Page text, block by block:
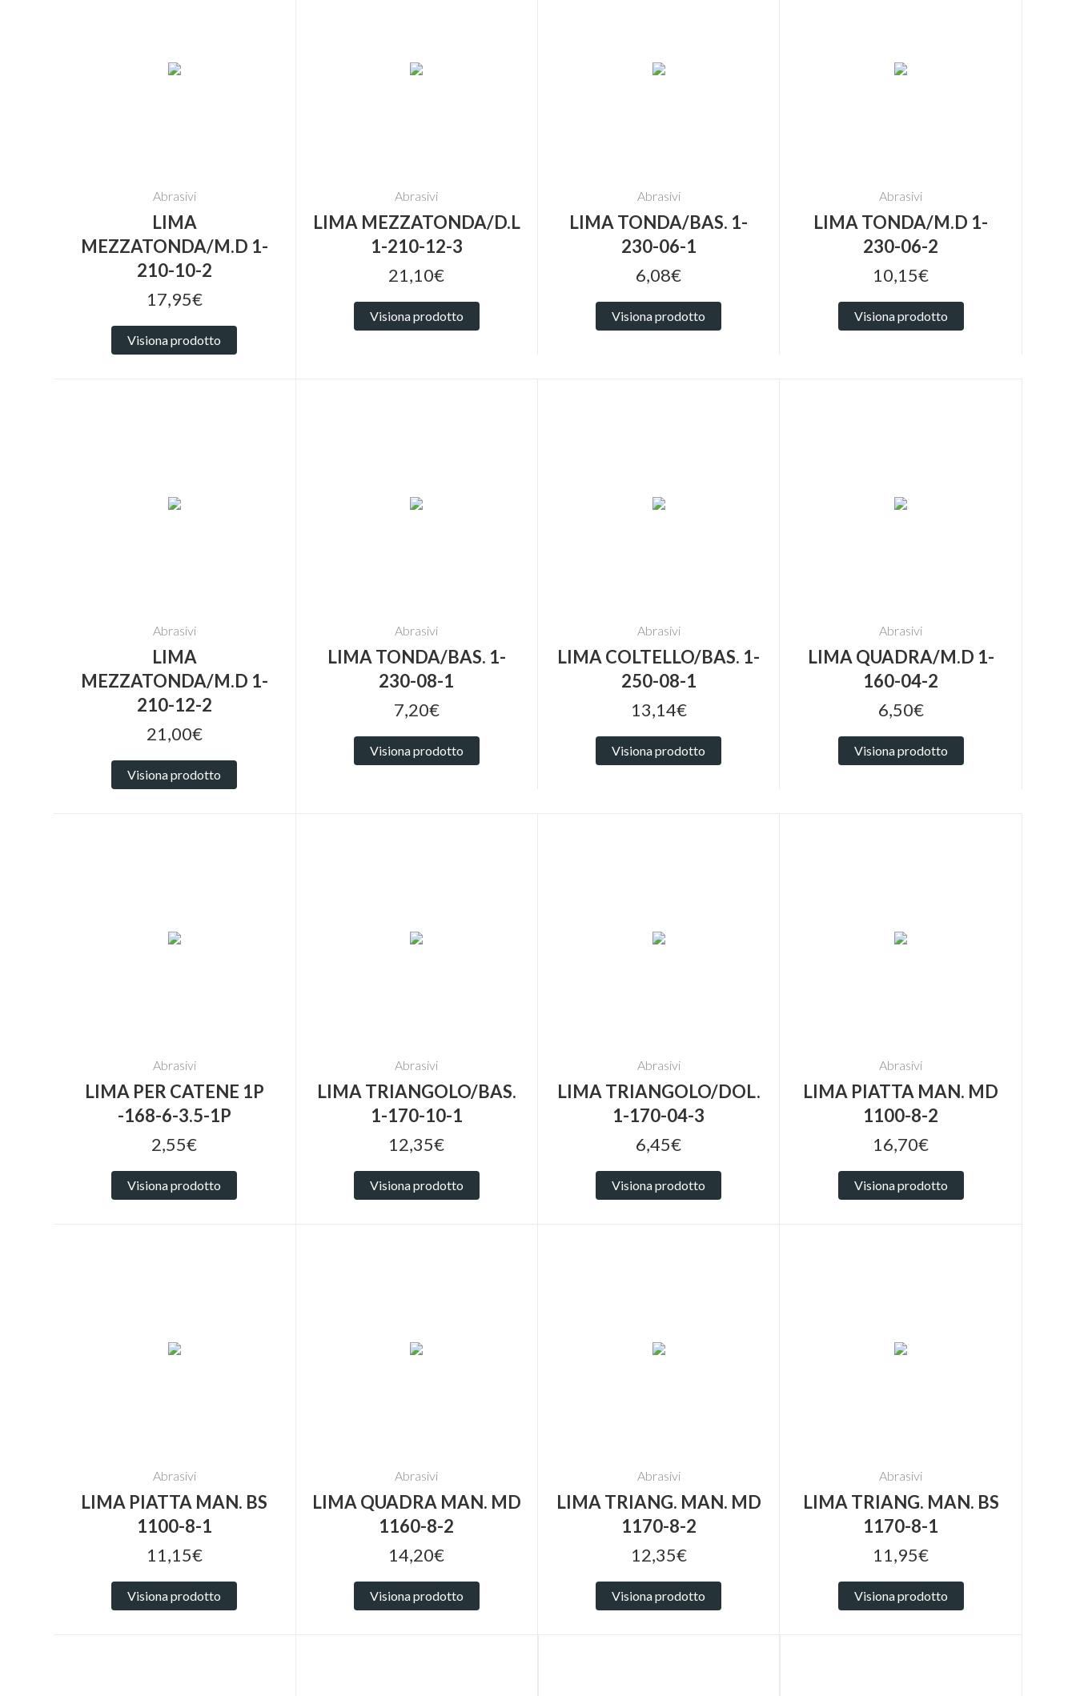
Abrasivi
LIMA
MEZZATONDA/M.D 1-
210-10-2
17,95€
Visiona prodotto
Abrasivi
LIMA MEZZATONDA/D.L
1-210-12-3
21,10€
Visiona prodotto
Abrasivi
LIMA TONDA/BAS. 1-
230-06-1
6,08€
Visiona prodotto
Abrasivi
LIMA TONDA/M.D 1-
230-06-2
10,15€
Visiona prodotto
Abrasivi
LIMA
MEZZATONDA/M.D 1-
210-12-2
21,00€
Visiona prodotto
Abrasivi
LIMA TONDA/BAS. 1-
230-08-1
7,20€
Visiona prodotto
Abrasivi
LIMA COLTELLO/BAS. 1-
250-08-1
13,14€
Visiona prodotto
Abrasivi
LIMA QUADRA/M.D 1-
160-04-2
6,50€
Visiona prodotto
Abrasivi
LIMA PER CATENE 1P
-168-6-3.5-1P
2,55€
Visiona prodotto
Abrasivi
LIMA TRIANGOLO/BAS.
1-170-10-1
12,35€
Visiona prodotto
Abrasivi
LIMA TRIANGOLO/DOL.
1-170-04-3
6,45€
Visiona prodotto
Abrasivi
LIMA PIATTA MAN. MD
1100-8-2
16,70€
Visiona prodotto
Abrasivi
LIMA PIATTA MAN. BS
1100-8-1
11,15€
Visiona prodotto
Abrasivi
LIMA QUADRA MAN. MD
1160-8-2
14,20€
Visiona prodotto
Abrasivi
LIMA TRIANG. MAN. MD
1170-8-2
12,35€
Visiona prodotto
Abrasivi
LIMA TRIANG. MAN. BS
1170-8-1
11,95€
Visiona prodotto